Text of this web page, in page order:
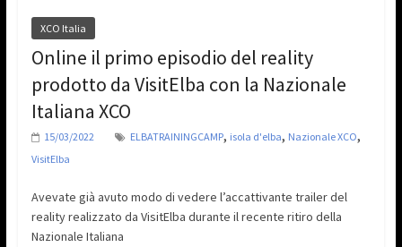
XCO Italia
Online il primo episodio del reality
prodotto da VisitElba con la Nazionale
Italiana XCO
15/03/2022 ELBATRAININGCAMP, isola d'elba, Nazionale XCO,
VisitElba
Avevate già avuto modo di vedere l’accattivante trailer del
reality realizzato da VisitElba durante il recente ritiro della
Nazionale Italiana